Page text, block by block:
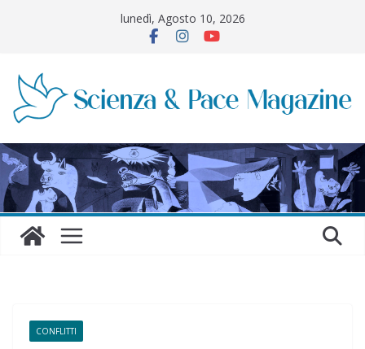
lunedì, Agosto 10, 2026
CONFLITTI